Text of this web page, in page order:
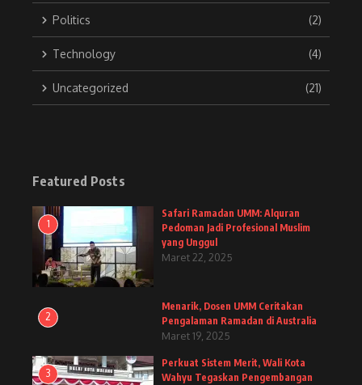
Politics (2)
Technology (4)
Uncategorized (21)
Featured Posts
1
Safari Ramadan UMM: Alquran
Pedoman Jadi Profesional Muslim
yang Unggul
Maret 22, 2025
2
Menarik, Dosen UMM Ceritakan
Pengalaman Ramadan di Australia
Maret 19, 2025
3
Perkuat Sistem Merit, Wali Kota
Wahyu Tegaskan Pengembangan